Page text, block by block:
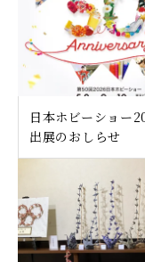
日本ホビーショー
出展のおしらせ